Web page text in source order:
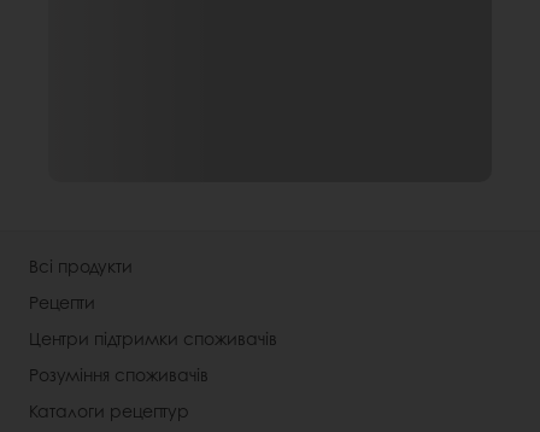
Всі продукти
Рецепти
Центри підтримки споживачів
Розуміння споживачів
Каталоги рецептур